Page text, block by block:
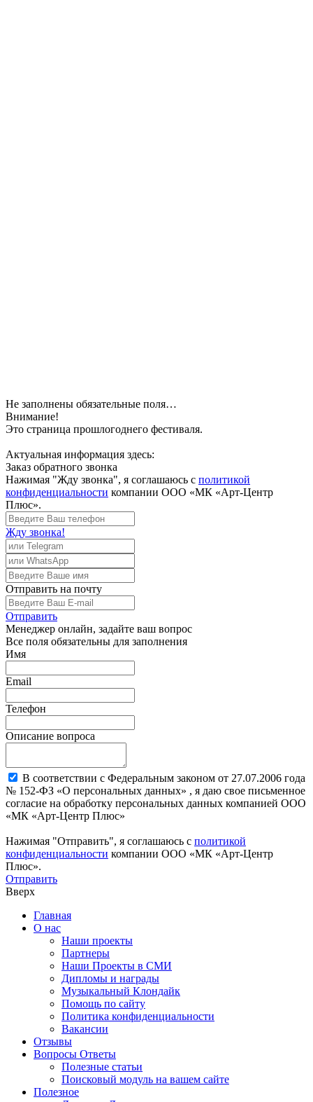
Не заполнены обязательные поля…
Внимание!
Это страница прошлогоднего фестиваля.
Актуальная информация здесь:
Заказ обратного звонка
Нажимая "Жду звонка", я соглашаюсь с политикой
конфиденциальности компании ООО «МК «Арт-Центр
Плюс».
Жду звонка!
Отправить на почту
Отправить
Менеджер онлайн, задайте ваш вопрос
Все поля обязательны для заполнения
Имя
Email
Телефон
Описание вопроса
В соответствии с Федеральным законом от 27.07.2006 года
№ 152-ФЗ «О персональных данных» , я даю свое письменное
согласие на обработку персональных данных компанией ООО
«МК «Арт-Центр Плюс»
Нажимая "Отправить", я соглашаюсь с политикой
конфиденциальности компании ООО «МК «Арт-Центр
Плюс».
Отправить
Вверх
Главная
О нас
Наши проекты
Партнеры
Наши Проекты в СМИ
Дипломы и награды
Музыкальный Клондайк
Помощь по сайту
Политика конфиденциальности
Вакансии
Отзывы
Вопросы Ответы
Полезные статьи
Поисковый модуль на вашем сайте
Полезное